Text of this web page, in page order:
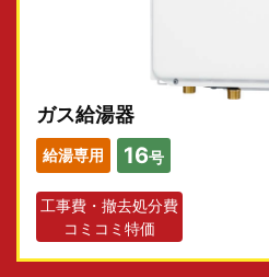
ガス給湯器
給湯専用 16号
工事費・撤去処分費
コミコミ特価